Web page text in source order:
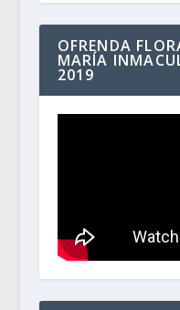
OFRENDA
MARÍA
2019